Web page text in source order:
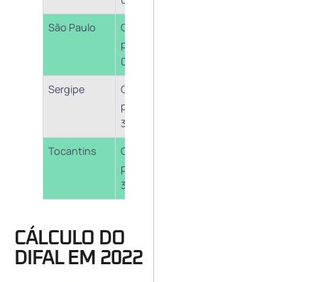
São Paulo
Cobrança a
partir de
01/04/2022
Sergipe
Cobrança a
partir de
30/03/2022
Tocantins
Cobrança a
partir de
30/03/2022
CÁLCULO DO
DIFAL EM 2022